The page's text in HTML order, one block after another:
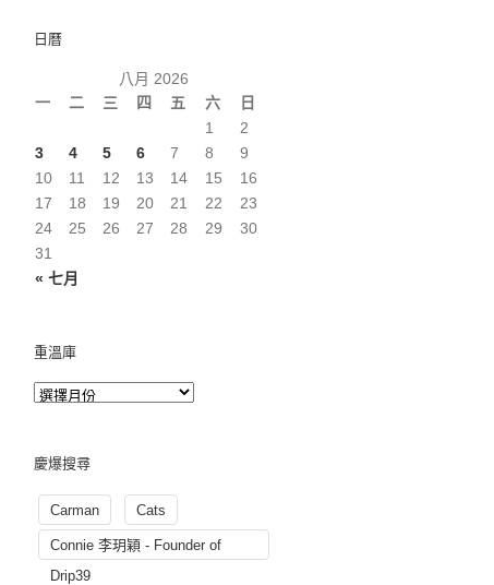
日曆
八月 2026
一
二 三 四 五 六 日
« 七月
1
2
3
4 5 6 7 8
9
10
11 12 13 14 15
16
17
18 19 20 21 22
23
24
25 26 27 28 29
30
31
重溫庫
慶爆搜尋
Carman Cats
Connie 李玥穎 - Founder of
Drip39